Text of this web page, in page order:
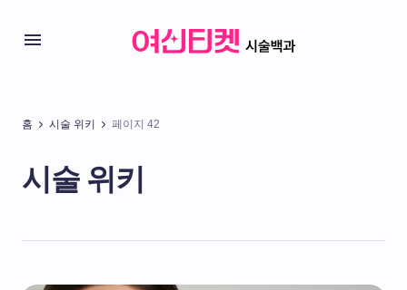
홈 시술 위키 페이지 42
시술 위키